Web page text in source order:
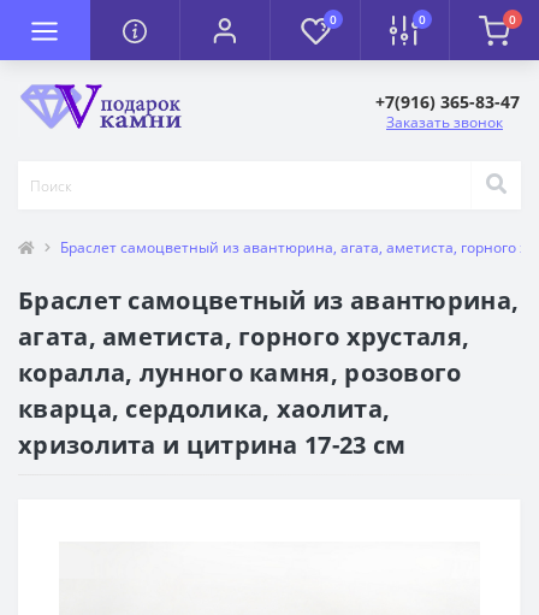
0 0 0
+7(916) 365-83-47
Заказать звонок
Браслет самоцветный из авантюрина, агата, аметиста, горного
Браслет самоцветный из авантюрина,
агата, аметиста, горного хрусталя,
коралла, лунного камня, розового
кварца, сердолика, хаолита,
хризолита и цитрина 17-23 см